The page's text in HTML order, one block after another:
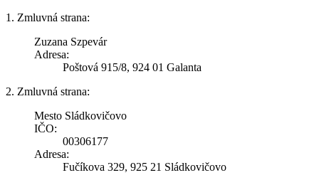
1. Zmluvná strana:
Zuzana Szpevár
Adresa:
Poštová 915/8, 924 01 Galanta
2. Zmluvná strana:
Mesto Sládkovičovo
IČO:
00306177
Adresa:
Fučíkova 329, 925 21 Sládkovičovo